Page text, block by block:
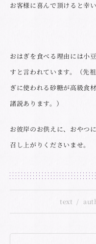
お客様に喜んで頂けると幸い
おはぎを食べる理由には小
すと言われています。（先
ぎに使われる砂糖が高級食
諸説あります。）
お彼岸のお供えに、おやつ
召し上がりくださいませ。
text